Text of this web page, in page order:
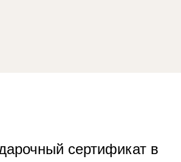
сертификат в